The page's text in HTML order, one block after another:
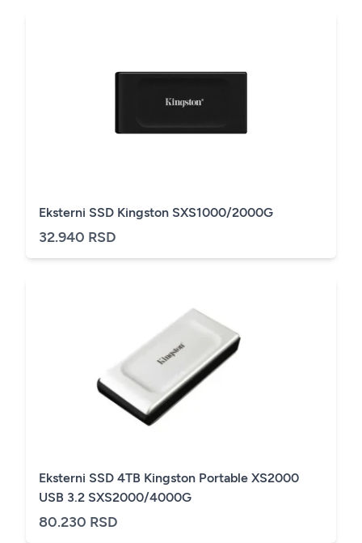
Eksterni SSD Kingston SXS1000/2000G
32.940 RSD
Eksterni SSD 4TB Kingston Portable XS2000
USB 3.2 SXS2000/4000G
80.230 RSD